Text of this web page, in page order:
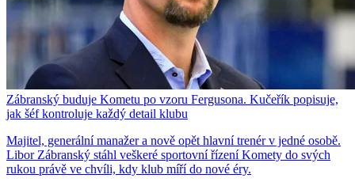
Zábranský buduje Kometu po vzoru Fergusona. Kučeřík popisuje,
jak šéf kontroluje každý detail klubu
Majitel, generální manažer a nově opět hlavní trenér v jedné osobě.
Libor Zábranský stáhl veškeré sportovní řízení Komety do svých
rukou právě ve chvíli, kdy klub míří do nové éry.